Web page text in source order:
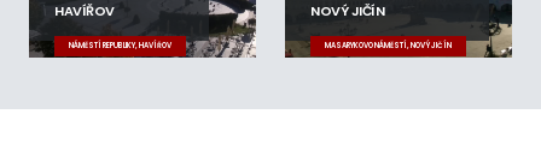
HAVÍŘOV
NÁMĚSTÍ REPUBLIKY, HAVÍŘOV
NOVÝ JIČÍN
MASARYKOVO NÁMĚSTÍ, NOVÝ JIČÍN